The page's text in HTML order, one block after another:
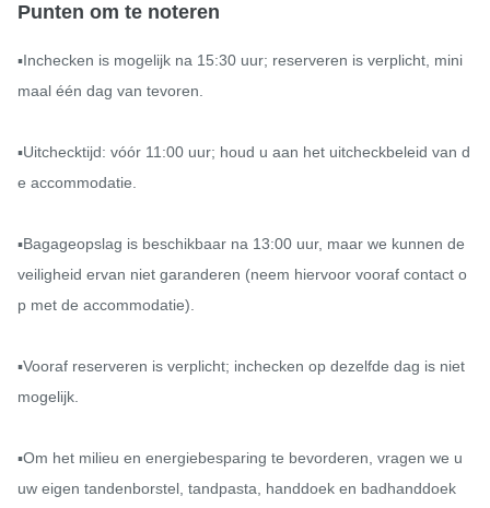
Punten om te noteren
▪️Inchecken is mogelijk na 15:30 uur; reserveren is verplicht, mini
maal één dag van tevoren.
▪️Uitchecktijd: vóór 11:00 uur; houd u aan het uitcheckbeleid van d
e accommodatie.
▪️Bagageopslag is beschikbaar na 13:00 uur, maar we kunnen de
veiligheid ervan niet garanderen (neem hiervoor vooraf contact o
p met de accommodatie).
▪️Vooraf reserveren is verplicht; inchecken op dezelfde dag is niet
mogelijk.
▪️Om het milieu en energiebesparing te bevorderen, vragen we u
uw eigen tandenborstel, tandpasta, handdoek en badhanddoek